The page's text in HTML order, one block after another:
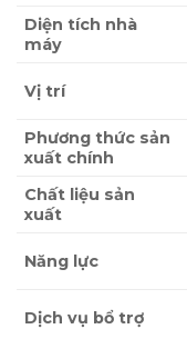
Diện tích nhà
máy
Vị trí
Phương thức sản
xuất chính
Chất liệu sản
xuất
Năng lực
Dịch vụ bổ trợ